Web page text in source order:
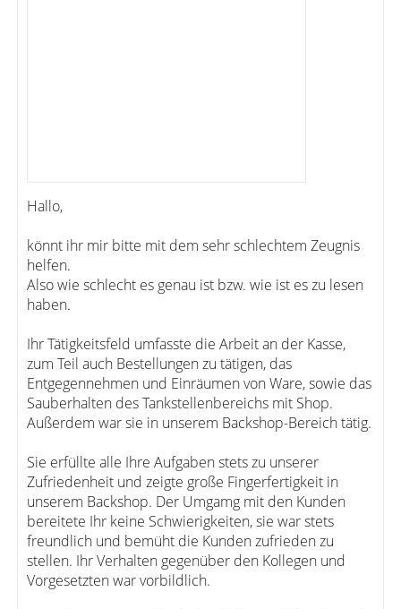
Hallo,
könnt ihr mir bitte mit dem sehr schlechtem Zeugnis
helfen.
Also wie schlecht es genau ist bzw. wie ist es zu lesen
haben.
Ihr Tätigkeitsfeld umfasste die Arbeit an der Kasse,
zum Teil auch Bestellungen zu tätigen, das
Entgegennehmen und Einräumen von Ware, sowie das
Sauberhalten des Tankstellenbereichs mit Shop.
Außerdem war sie in unserem Backshop-Bereich tätig.
Sie erfüllte alle Ihre Aufgaben stets zu unserer
Zufriedenheit und zeigte große Fingerfertigkeit in
unserem Backshop. Der Umgamg mit den Kunden
bereitete Ihr keine Schwierigkeiten, sie war stets
freundlich und bemüht die Kunden zufrieden zu
stellen. Ihr Verhalten gegenüber den Kollegen und
Vorgesetzten war vorbildlich.